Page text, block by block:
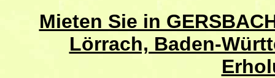
Mieten Sie in
Lörrach, Baden-